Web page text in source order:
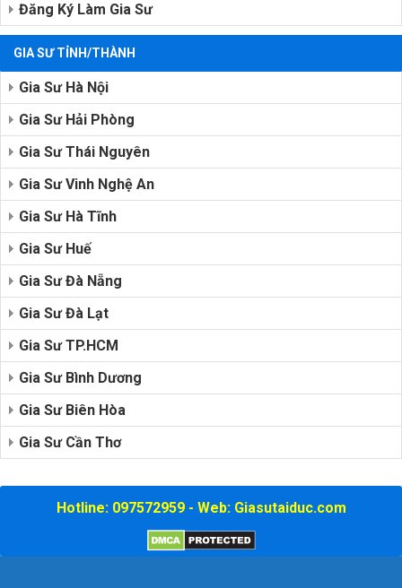
Đăng Ký Làm Gia Sư
GIA SƯ TỈNH/THÀNH
Gia Sư Hà Nội
Gia Sư Hải Phòng
Gia Sư Thái Nguyên
Gia Sư Vinh Nghệ An
Gia Sư Hà Tĩnh
Gia Sư Huế
Gia Sư Đà Nẵng
Gia Sư Đà Lạt
Gia Sư TP.HCM
Gia Sư Bình Dương
Gia Sư Biên Hòa
Gia Sư Cần Thơ
Hotline: 097572959 - Web: Giasutaiduc.com